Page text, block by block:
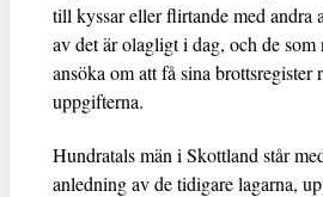
till kyssar eller flirtande med andra
av det är olagligt i dag, och de som
ansöka om att få sina brottsregister
uppgifterna.
Hundratals män i Skottland står
anledning av de tidigare lagarna,